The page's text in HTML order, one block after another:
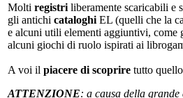
Molti registri liberamente scaricabili e
gli antichi cataloghi EL (quelli che la
e alcuni utili elementi aggiuntivi, come
alcuni giochi di ruolo ispirati ai
A voi il piacere di scoprire tutto
ATTENZIONE: a causa della